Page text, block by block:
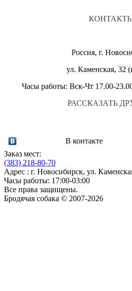
Россия, г.
ул. Каменская, 32
Часы работы: Вск-Чт 17.00-
РАССКАЗАТЬ
В контакте
Заказ мест:
(383) 218-80-70
Адрес : г. Новосибирск, ул.
Часы работы: 17:00-03:00
Все права защищены.
Бродячая собака © 2007-2026